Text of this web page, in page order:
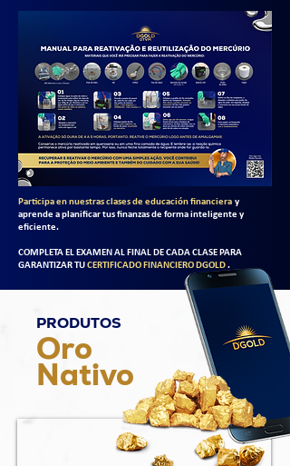
Participa en nuestras clases de educación financiera y
aprende a planificar tus finanzas de forma inteligente y
eficiente.
COMPLETA EL EXAMEN AL FINAL DE CADA CLASE PARA
GARANTIZAR TUCERTIFICADO FINANCIERO DGOLD.
PRODUTOS
Oro
Nativo